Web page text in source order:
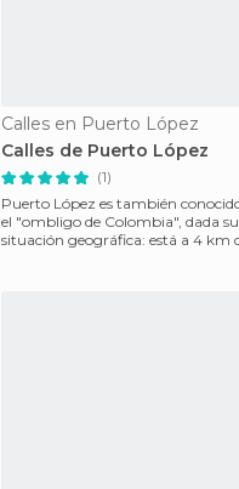
Calles en Puerto López
Calles de Puerto López
(1)
Puerto López es también
el "ombligo de Colombia", dada su
situación geográfica: está a 4 km